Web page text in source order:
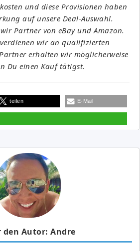
und diese Provisionen haben
auf unsere Deal-Auswahl.
Partner von eBay und Amazon.
wir an qualifizierten
erhalten wir möglicherweise
Du einen Kauf tätigst.
teilen E-Mail
den Autor: Andre